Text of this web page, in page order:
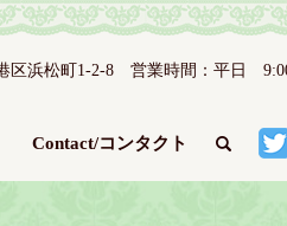
区浜松町1-2-8 営業時間：平日
Contact/コンタクト search